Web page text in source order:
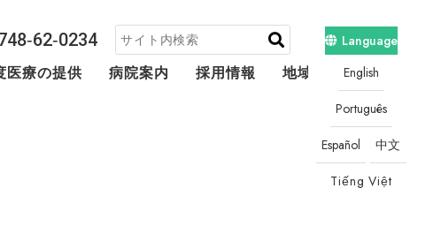
Language
English
Português
Español 中文
Tiếng Việt
医療の提供 病院案内 採用情報 地域連携・相談